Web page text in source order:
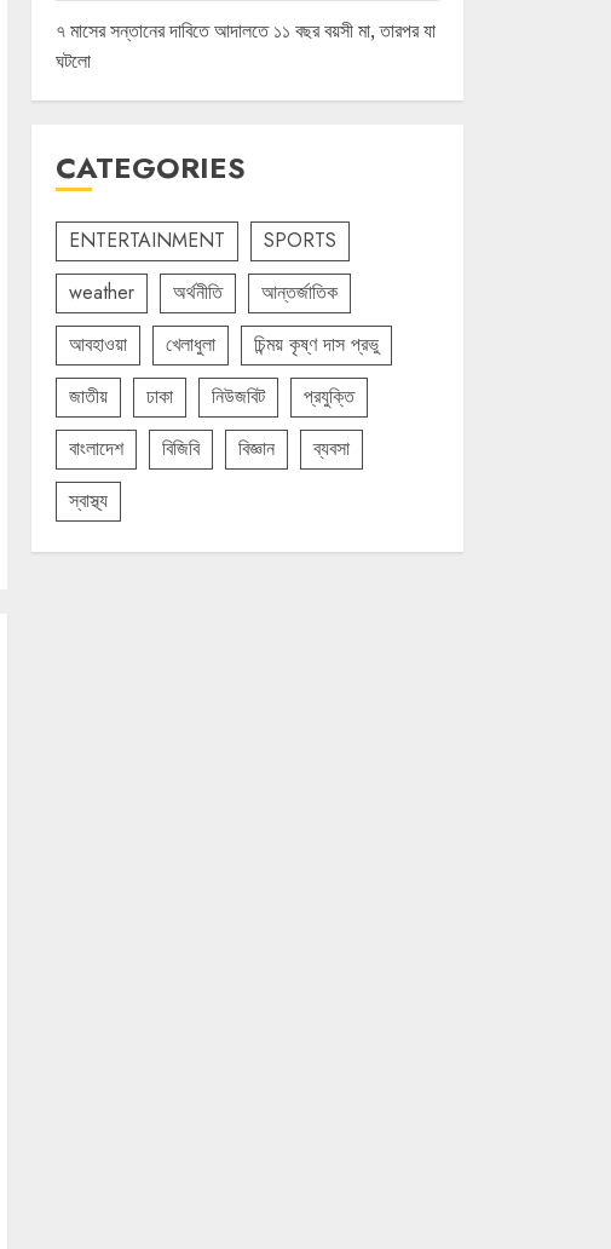
৭ মাসের সন্তানের দাবিতে আদালতে ১১ বছর বয়সী মা, তারপর যা
ঘটলো
CATEGORIES
ENTERTAINMENT
SPORTS
weather
অর্থনীতি
আন্তর্জাতিক
আবহাওয়া
খেলাধুলা
চিন্ময় কৃষ্ণ দাস প্রভু
জাতীয়
ঢাকা নিউজবিট
প্রযুক্তি
বাংলাদেশ
বিজিবি বিজ্ঞান
ব্যবসা
স্বাস্থ্য